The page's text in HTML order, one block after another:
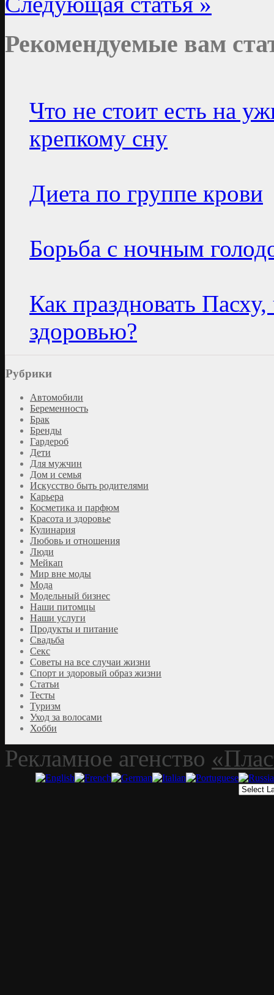
Рекомендуемые вам
Что не стоит есть на
крепкому сну
Диета по группе крови
Борьба с ночным
Как праздновать
здоровью?
Рубрики
Автомобили
Беременность
Брак
Бренды
Гардероб
Дети
Для мужчин
Дом и семья
Искусство быть родителями
Карьера
Косметика и парфюм
Красота и здоровье
Кулинария
Любовь и отношения
Люди
Мейкап
Мир вне моды
Мода
Модельный бизнес
Наши питомцы
Наши услуги
Продукты и питание
Свадьба
Секс
Советы на все случаи жизни
Спорт и здоровый образ жизни
Статьи
Тесты
Туризм
Уход за волосами
Хобби
Рекламное агенство